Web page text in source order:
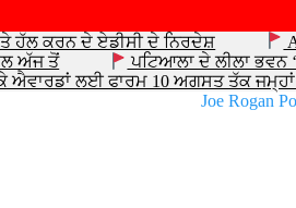
ਹੱਲ ਕਰਨ ਦੇ ਏਡੀਸੀ ਦੇ ਨਿਰਦੇਸ਼
ਅੱਜ ਤੋਂ
ਪਟਿਆਲਾ ਦੇ ਲੀਲਾ ਭਵਨ
ਐਵਾਰਡਾਂ ਲਈ ਫਾਰਮ 10 ਅਗਸਤ ਤੱਕ ਜਮ੍ਹਾਂ